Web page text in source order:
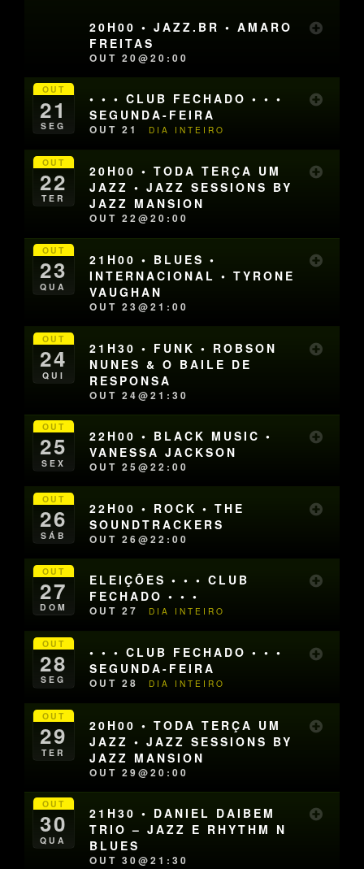
20H00 • JAZZ.BR • AMARO
FREITAS
OUT 20@20:00
OUT
21
SEG
• • • CLUB FECHADO • • •
SEGUNDA-FEIRA
OUT 21 DIA INTEIRO
OUT
22
TER
20H00 • TODA TERÇA UM
JAZZ • JAZZ SESSIONS BY
JAZZ MANSION
OUT 22@20:00
OUT
23
QUA
21H00 • BLUES •
INTERNACIONAL • TYRONE
VAUGHAN
OUT 23@21:00
OUT
24
QUI
21H30 • FUNK • ROBSON
NUNES & O BAILE DE
RESPONSA
OUT 24@21:30
OUT
25
SEX
22H00 • BLACK MUSIC •
VANESSA JACKSON
OUT 25@22:00
OUT
26
SÁB
22H00 • ROCK • THE
SOUNDTRACKERS
OUT 26@22:00
OUT
27
DOM
ELEIÇÕES • • • CLUB
FECHADO • • •
OUT 27 DIA INTEIRO
OUT
28
SEG
• • • CLUB FECHADO • • •
SEGUNDA-FEIRA
OUT 28 DIA INTEIRO
OUT
29
TER
20H00 • TODA TERÇA UM
JAZZ • JAZZ SESSIONS BY
JAZZ MANSION
OUT 29@20:00
OUT
30
QUA
21H30 • DANIEL DAIBEM
TRIO – JAZZ E RHYTHM N
BLUES
OUT 30@21:30